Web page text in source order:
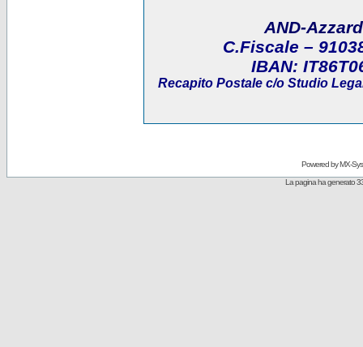
AND-
C.Fiscale –
IBAN:
Recapito Postale c/o Studio
Powered byMX-
La pagina ha generato